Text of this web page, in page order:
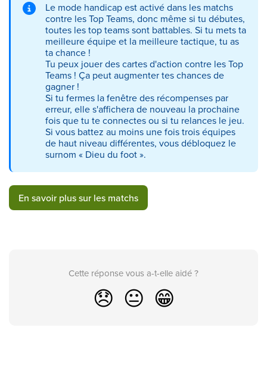
Le mode handicap est activé dans les matchs
contre les Top Teams, donc même si tu débutes,
toutes les top teams sont battables. Si tu mets ta
meilleure équipe et la meilleure tactique, tu as
ta chance !
Tu peux jouer des cartes d'action contre les Top
Teams ! Ça peut augmenter tes chances de
gagner !
Si tu fermes la fenêtre des récompenses par
erreur, elle s'affichera de nouveau la prochaine
fois que tu te connectes ou si tu relances le jeu.
Si vous battez au moins une fois trois équipes
de haut niveau différentes, vous débloquez le
surnom « Dieu du foot ».
En savoir plus sur les matchs
Cette réponse vous a-t-elle aidé ?
😞 😐 😁